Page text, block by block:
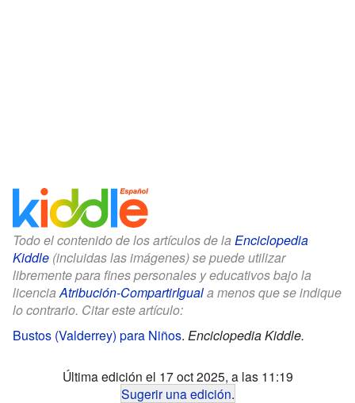
Todo el contenido de los artículos de la Enciclopedia
Kiddle (incluidas las imágenes) se puede utilizar
libremente para fines personales y educativos bajo la
licenciaAtribución-CompartirIguala menos que se indique
lo contrario. Citar este artículo:
Bustos (Valderrey) para Niños. Enciclopedia Kiddle.
Última edición el 17 oct 2025, a las 11:19
Sugerir una edición.